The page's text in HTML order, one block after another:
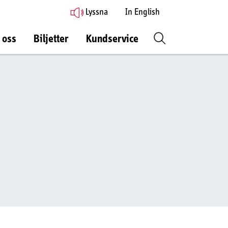
Lyssna In English
Biljetter Kundservice